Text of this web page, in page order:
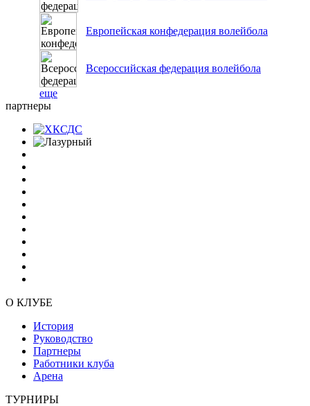
Европейская конфедерация волейбола
Всероссийская федерация волейбола
еще
партнеры
О КЛУБЕ
История
Руководство
Партнеры
Работники клуба
Арена
ТУРНИРЫ